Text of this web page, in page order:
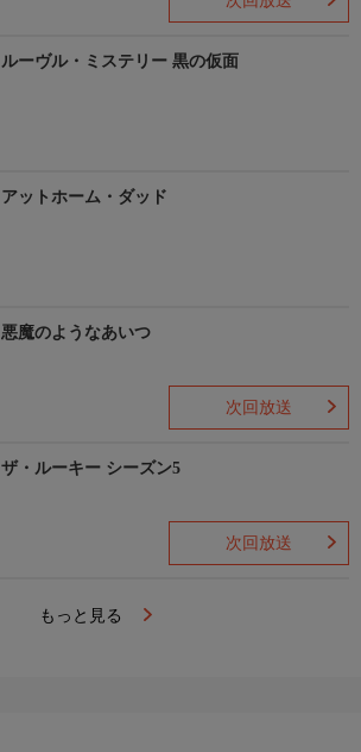
ルーヴル・ミステリー 黒の仮面
アットホーム・ダッド
悪魔のようなあいつ
次回放送
ザ・ルーキー シーズン5
次回放送
もっと見る